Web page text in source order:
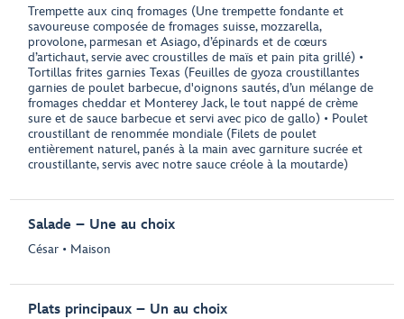
Trempette aux cinq fromages (Une trempette fondante et
savoureuse composée de fromages suisse, mozzarella,
provolone, parmesan et Asiago, d’épinards et de cœurs
d’artichaut, servie avec croustilles de maïs et pain pita grillé) •
Tortillas frites garnies Texas (Feuilles de gyoza croustillantes
garnies de poulet barbecue, d'oignons sautés, d’un mélange de
fromages cheddar et Monterey Jack, le tout nappé de crème
sure et de sauce barbecue et servi avec pico de gallo) • Poulet
croustillant de renommée mondiale (Filets de poulet
entièrement naturel, panés à la main avec garniture sucrée et
croustillante, servis avec notre sauce créole à la moutarde)
Salade – Une au choix
César • Maison
Plats principaux – Un au choix